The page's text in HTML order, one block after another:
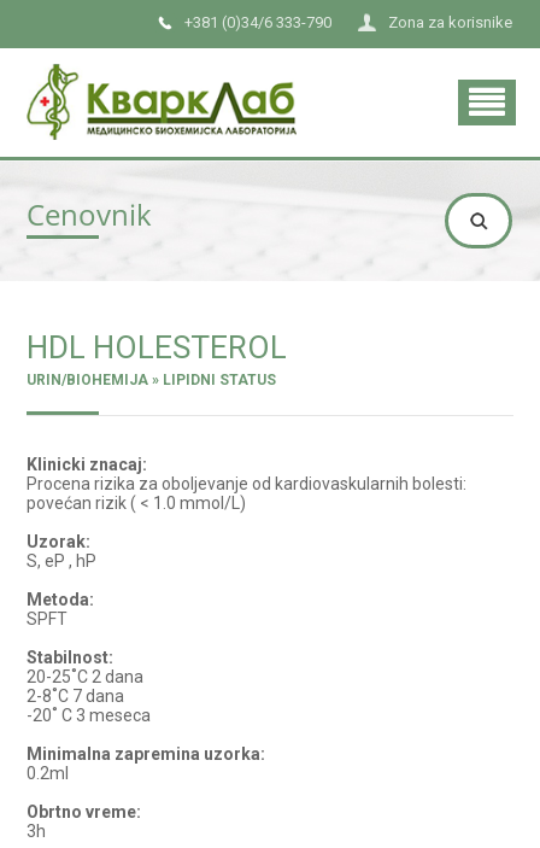
Zona za korisnike
+381 (0)34/6 333-790
Cenovnik
HDL HOLESTEROL
URIN/BIOHEMIJA » LIPIDNI STATUS
Klinicki znacaj:
Procena rizika za oboljevanje od kardiovaskularnih bolesti:
povećan rizik ( < 1.0 mmol/L)
Uzorak:
S, eP , hP
Metoda:
SPFT
Stabilnost:
20-25˚C 2 dana
2-8˚C 7 dana
-20˚ C 3 meseca
Minimalna zapremina uzorka:
0.2ml
Obrtno vreme:
3h